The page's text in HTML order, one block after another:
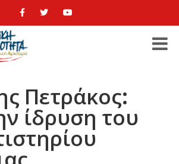
Πετράκος:
ίδρυση του